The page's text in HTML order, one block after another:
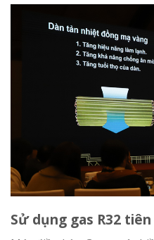
Sử dụng gas R32